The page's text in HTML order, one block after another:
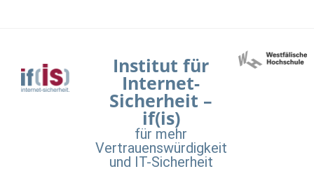
Institut für
Internet-
Sicherheit –
if(is)
für mehr
Vertrauenswürdigkeit
und IT-Sicherheit